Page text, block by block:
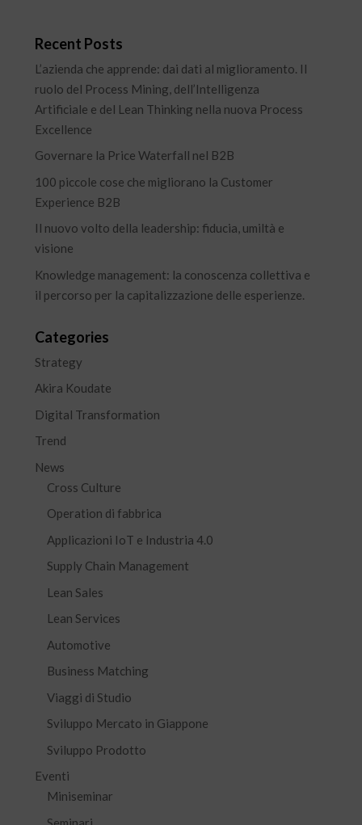
Recent Posts
L’azienda che apprende: dai dati al miglioramento. Il
ruolo del Process Mining, dell’Intelligenza
Artificiale e del Lean Thinking nella nuova Process
Excellence
Governare la Price Waterfall nel B2B
100 piccole cose che migliorano la Customer
Experience B2B
Il nuovo volto della leadership: fiducia, umiltà e
visione
Knowledge management: la conoscenza collettiva e
il percorso per la capitalizzazione delle esperienze.
Categories
Strategy
Akira Koudate
Digital Transformation
Trend
News
Cross Culture
Operation di fabbrica
Applicazioni IoT e Industria 4.0
Supply Chain Management
Lean Sales
Lean Services
Automotive
Business Matching
Viaggi di Studio
Sviluppo Mercato in Giappone
Sviluppo Prodotto
Eventi
Miniseminar